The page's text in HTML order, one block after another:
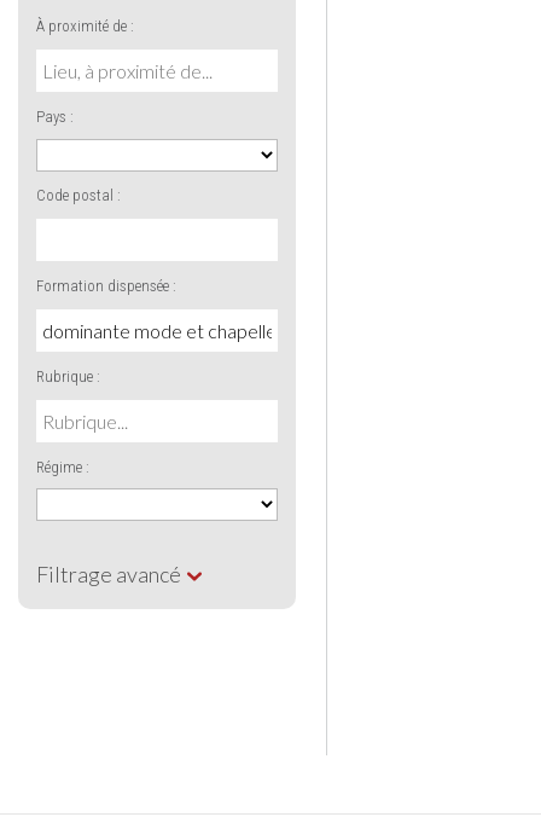
À proximité de :
Pays :
Code postal :
Formation dispensée :
Rubrique :
Régime :
Filtrage avancé